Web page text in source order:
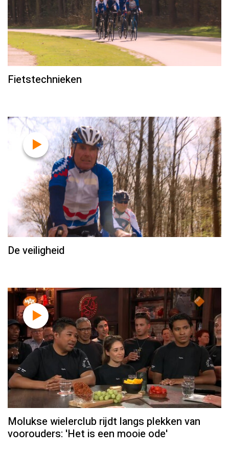
Fietstechnieken
De veiligheid
Molukse wielerclub rijdt langs plekken van
voorouders: 'Het is een mooie ode'